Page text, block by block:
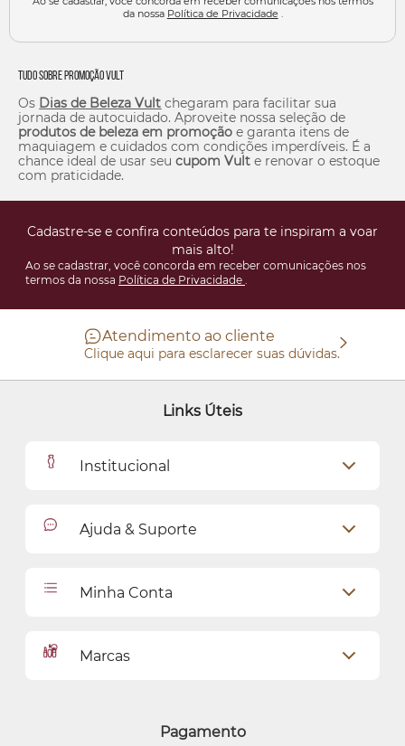
da nossa Política de Privacidade .
Tudo Sobre Promoção Vult
Os Dias de Beleza Vult chegaram para facilitar sua
jornada de autocuidado. Aproveite nossa seleção de
produtos de beleza em promoção e garanta itens de
maquiagem e cuidados com condições imperdíveis. É a
chance ideal de usar seucupom Vult e renovar o estoque
com praticidade.
Cadastre-se e confira conteúdos para te inspiram a voar
mais alto!
Ao se cadastrar, você concorda em receber comunicações nos
termos da nossa Política de Privacidade .
Atendimento ao cliente
Clique aqui para esclarecer suas dúvidas.
Links Úteis
Institucional
Como Comprar
Ajuda & Suporte
Seja uma revendedora
Pagamentos
Política de Privacidade
Preferências de Cookies
Minha Conta
Meus endereços
Marcas
Quem Disse, Berenice?Pagamento